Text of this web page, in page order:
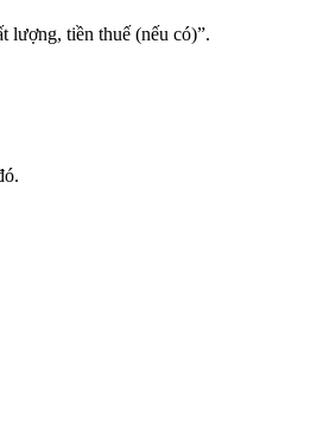
lượng, tiền thuế (nếu có)”.